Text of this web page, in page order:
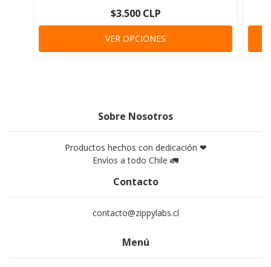
$3.500 CLP
VER OPCIONES
Sobre Nosotros
Productos hechos con dedicación ❤
Envíos a todo Chile 🚛
Contacto
contacto@zippylabs.cl
Menú